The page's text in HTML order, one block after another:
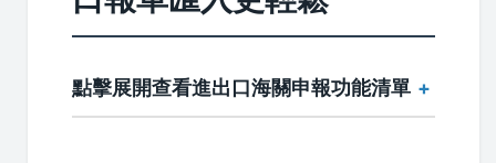
點擊展開查看進出口海關申報功能清單